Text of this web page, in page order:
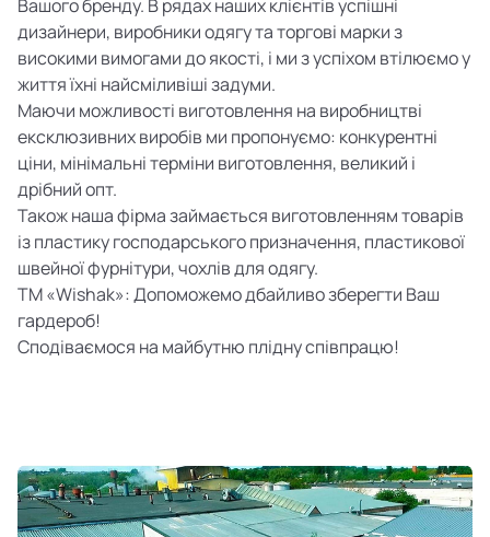
Вашого бренду. В рядах наших клієнтів успішні
дизайнери, виробники одягу та торгові марки з
високими вимогами до якості, і ми з успіхом втілюємо у
життя їхні найсміливіші задуми.
Маючи можливості виготовлення на виробництві
ексклюзивних виробів ми пропонуємо: конкурентні
ціни, мінімальні терміни виготовлення, великий і
дрібний опт.
Також наша фірма займається виготовленням товарів
із пластику господарського призначення, пластикової
швейної фурнітури, чохлів для одягу.
ТМ «Wishak»: Допоможемо дбайливо зберегти Ваш
гардероб!
Сподіваємося на майбутню плідну співпрацю!